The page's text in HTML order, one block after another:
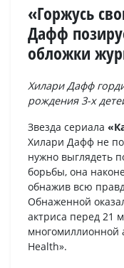
«Горжусь
Дафф
обложки
Хилари Дафф
рождения 3-х
Звезда сериала
Хилари Дафф не
нужно выглядеть
борьбы, она
обнажив всю
Обнаженной
актриса перед 21
многомиллионной
Health».